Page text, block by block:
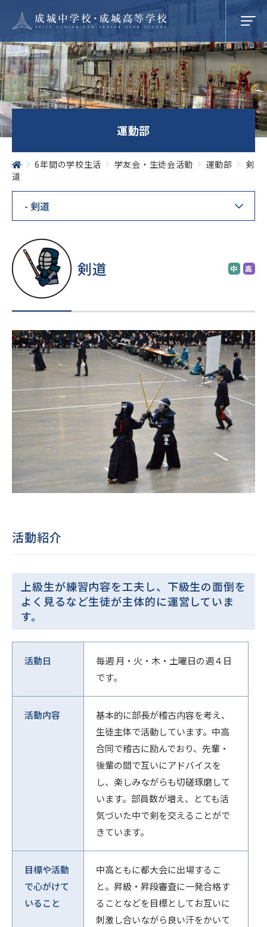
学校紹介
成城での学び
学校生活
進路・進学
入試情報
在校生・
皆様へ
卒業生の
皆様へ
地域の
皆様へ
このサイトについて
個人情報保護方針
いじめ防止基本方針
文化祭 Today’s SEIJO
運動部
6年間の学校生活 学友会・生徒会活動 運動部
剣
道
剣道 中 高
活動紹介
上級生が練習内容を工夫し、下級生の面倒を
よく見るなど生徒が主体的に運営していま
す。
活動日
毎週 月・火・木・土曜日の週４日
です。
活動内容
基本的に部長が稽古内容を考え、
生徒主体で活動しています。中高
合同で稽古に励んでおり、先輩・
後輩の間で互いにアドバイスを
し、楽しみながらも切磋琢磨して
います。部員数が増え、とても活
気づいた中で剣を交えることがで
きています。
目標や活動
で心がけて
いること
中高ともに都大会に出場するこ
と。昇級・昇段審査に一発合格す
ることなどを目標としてお互いに
刺激し合いながら良い汗をかいて